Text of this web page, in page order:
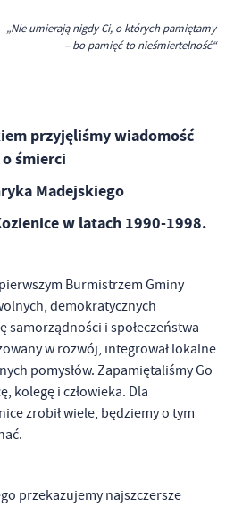
„Nie umierają nigdy Ci, o których pamiętamy
– bo pamięć to nieśmiertelność“
przyjęliśmy wiadomość
o śmierci
Madejskiego
w latach 1990-1998.
Burmistrzem Gminy
demokratycznych
samorządności i społeczeństwa
w rozwój, integrował lokalne
pomysłów. Zapamiętaliśmy Go
kolegę i człowieka. Dla
zrobił wiele, będziemy o tym
przekazujemy najszczersze